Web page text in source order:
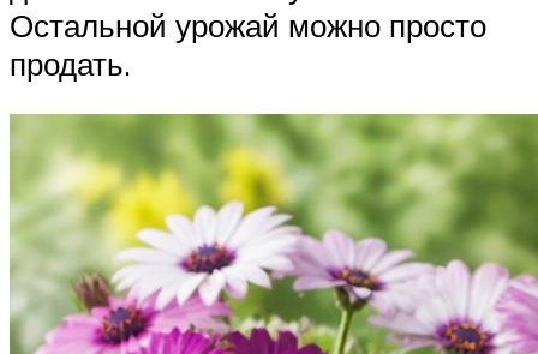
Остальной урожай можно просто
продать.